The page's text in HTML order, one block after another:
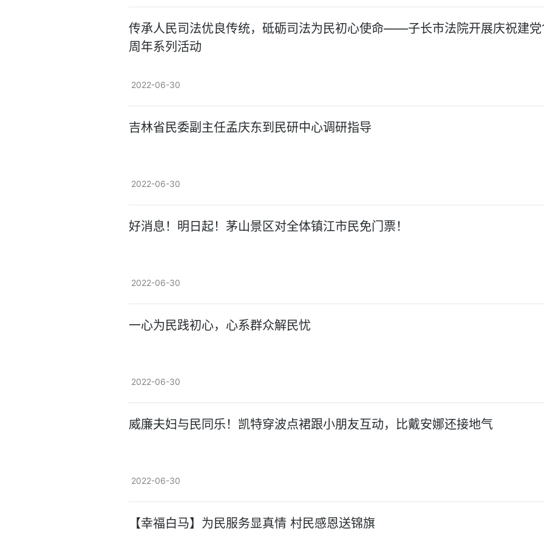
传承人民司法优良传统，砥砺司法为民初心使命——子长市法院开展庆祝建党
周年系列活动
2022-06-30
吉林省民委副主任孟庆东到民研中心调研指导
2022-06-30
好消息！明日起！茅山景区对全体镇江市民免门票！
2022-06-30
一心为民践初心，心系群众解民忧
2022-06-30
威廉夫妇与民同乐！凯特穿波点裙跟小朋友互动，比戴安娜还接地气
2022-06-30
【幸福白马】为民服务显真情 村民感恩送锦旗